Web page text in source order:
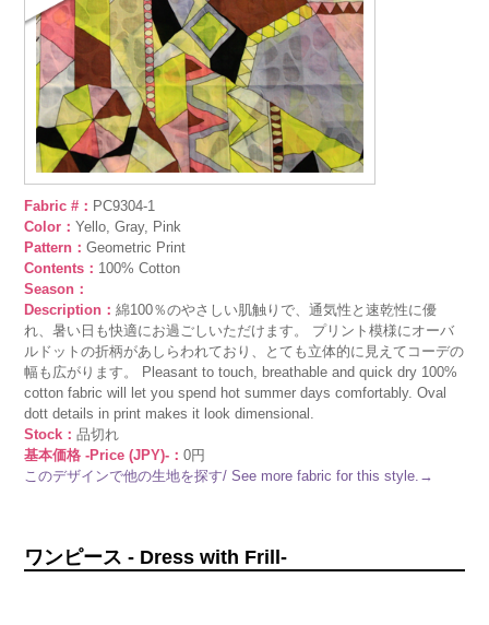
Fabric #： PC9304-1
Color：Yello, Gray, Pink
Pattern：Geometric Print
Contents： 100% Cotton
Season：
Description：綿100％のやさしい肌触りで、通気性と速乾性に優
れ、暑い日も快適にお過ごしいただけます。 プリント模様にオーバ
ルドットの折柄があしらわれており、とても立体的に見えてコーデの
幅も広がります。 Pleasant to touch, breathable and quick dry 100%
cotton fabric will let you spend hot summer days comfortably. Oval
dott details in print makes it look dimensional.
Stock：品切れ
基本価格 -Price (JPY)-：0円
このデザインで他の生地を探す/ See more fabric for this style.→
ワンピース - Dress with Frill-